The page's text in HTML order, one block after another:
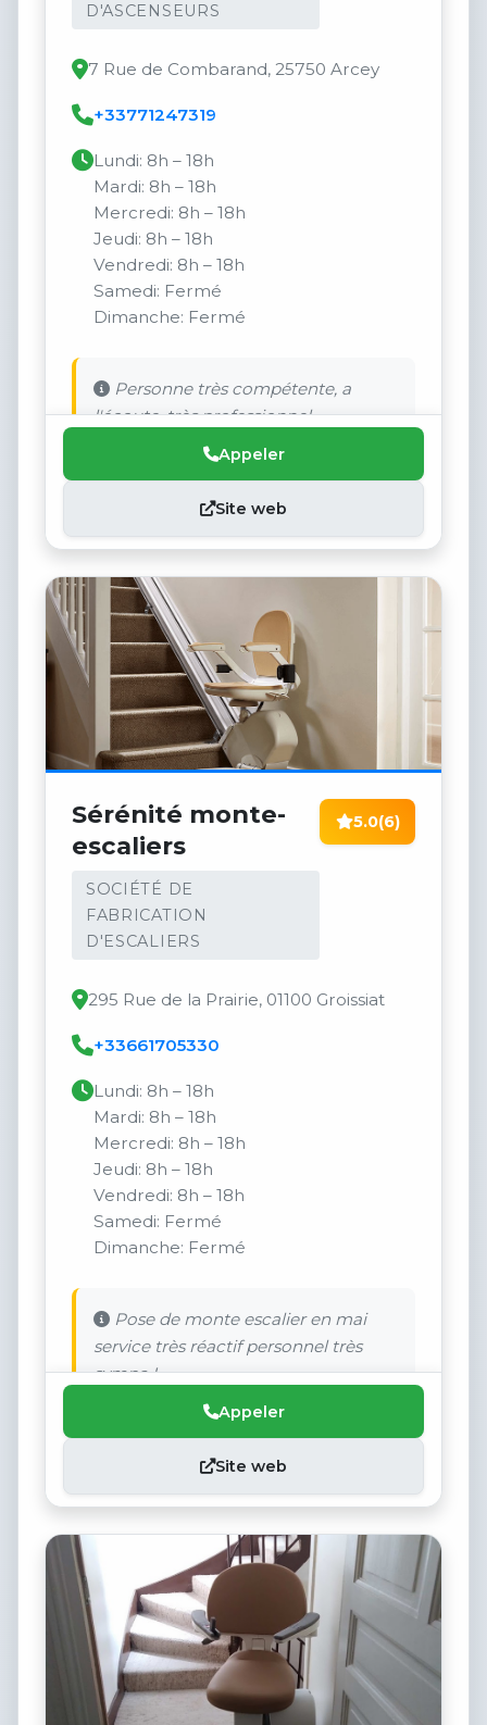
D'ASCENSEURS
7 Rue de Combarand, 25750 Arcey
+33771247319
Lundi: 8h – 18h
Mardi: 8h – 18h
Mercredi: 8h – 18h
Jeudi: 8h – 18h
Vendredi: 8h – 18h
Samedi: Fermé
Dimanche: Fermé
Personne très compétente, a
l'écoute, très professionnel.
Appeler
Site web
Sérénité monte-
escaliers
SOCIÉTÉ DE
FABRICATION
D'ESCALIERS
5.0(6)
295 Rue de la Prairie, 01100 Groissiat
+33661705330
Lundi: 8h – 18h
Mardi: 8h – 18h
Mercredi: 8h – 18h
Jeudi: 8h – 18h
Vendredi: 8h – 18h
Samedi: Fermé
Dimanche: Fermé
Pose de monte escalier en mai
service très réactif personnel très
sympa !
Appeler
Site web